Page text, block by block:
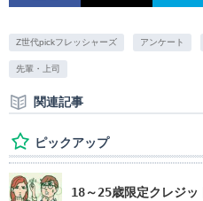
Z世代pickフレッシャーズ アンケート
先輩・上司
関連記事
ピックアップ
18～25歳限定クレジッ